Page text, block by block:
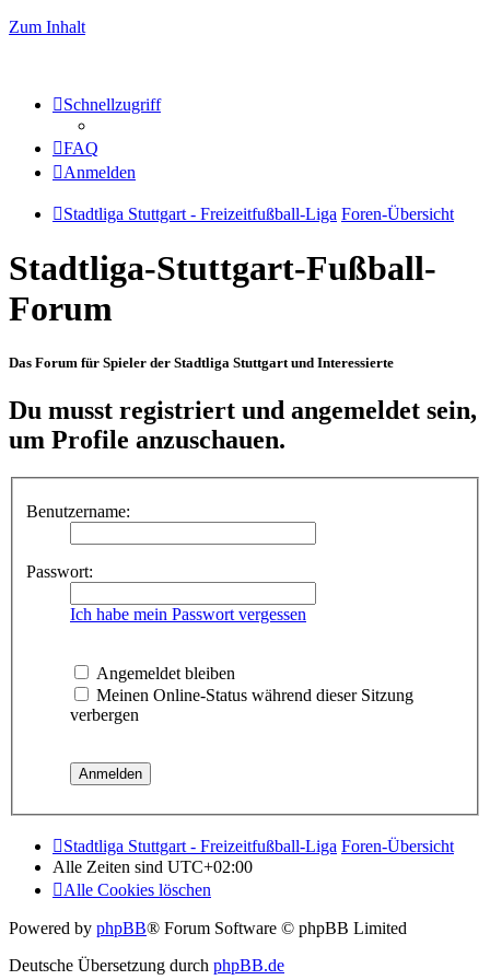
Zum Inhalt
Schnellzugriff
FAQ
Anmelden
Stadtliga Stuttgart - Freizeitfußball-Liga Foren-Übersicht
Stadtliga-Stuttgart-Fußball-
Forum
Das Forum für Spieler der Stadtliga Stuttgart und Interessierte
Du musst registriert und angemeldet sein,
um Profile anzuschauen.
Benutzername:
Passwort:
Ich habe mein Passwort vergessen
Angemeldet bleiben
Meinen Online-Status während dieser Sitzung
verbergen
Stadtliga Stuttgart - Freizeitfußball-Liga Foren-Übersicht
Alle Zeiten sind UTC+02:00
Alle Cookies löschen
Powered by phpBB® Forum Software © phpBB Limited
Deutsche Übersetzung durch phpBB.de